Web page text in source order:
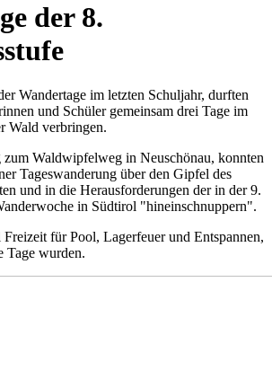
der 8.
Wandertage im letzten Schuljahr, durften
und Schüler gemeinsam drei Tage im
Wald verbringen.
Waldwipfelweg in Neuschönau, konnten
Tageswanderung über den Gipfel des
und in die Herausforderungen der in der 9.
in Südtirol "hineinschnuppern".
Freizeit für Pool, Lagerfeuer und Entspannen,
Tage wurden.